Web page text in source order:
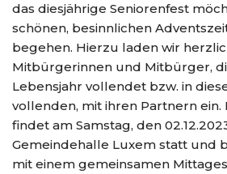
das diesjährige Seniorenfest
schönen, besinnlichen
begehen. Hierzu laden wir
Mitbürgerinnen und Mitbürger,
Lebensjahr vollendet bzw. in
vollenden, mit ihren Partnern ein.
findet am Samstag, den
Gemeindehalle Luxem statt und
mit einem gemeinsamen